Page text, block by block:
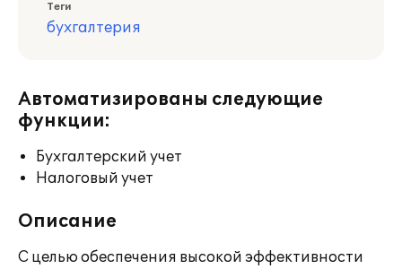
Теги
бухгалтерия
Автоматизированы следующие
функции:
Бухгалтерский учет
Налоговый учет
Описание
С целью обеспечения высокой эффективности